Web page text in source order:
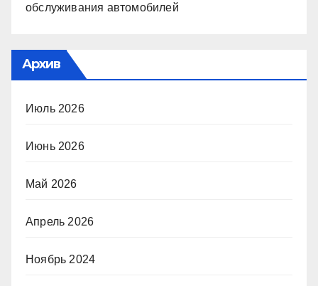
обслуживания автомобилей
Архив
Июль 2026
Июнь 2026
Май 2026
Апрель 2026
Ноябрь 2024